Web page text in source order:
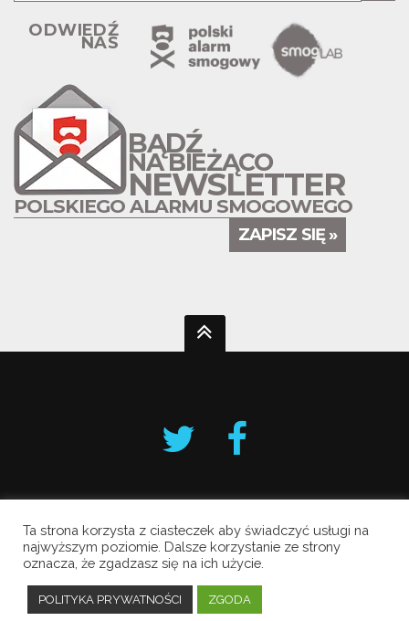
ODWIEDŹ
NAS
BĄDŹ
NA BIEŻĄCO
NEWSLETTER
POLSKIEGO ALARMU SMOGOWEGO
ZAPISZ SIĘ »
Krakowski Alarm Smogowy
Copyright © 2019 All Rights Reserved.
Polityka prywatności
Ta strona korzysta z ciasteczek aby świadczyć usługi na
najwyższym poziomie. Dalsze korzystanie ze strony
oznacza, że zgadzasz się na ich użycie.
POLITYKA PRYWATNOŚCI ZGODA